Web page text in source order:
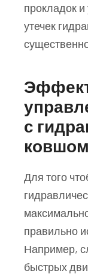
прокладок
утечек
с
ковшом
Для того
правильно
Например,
быстрых